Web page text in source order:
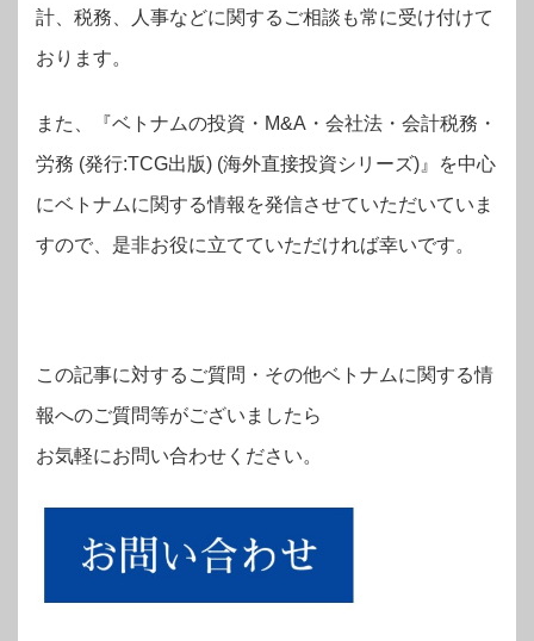
計、税務、人事などに関するご相談も常に受け付けて
おります。
また、『ベトナムの投資・M&A・会社法・会計税務・
労務 (発行:TCG出版) (海外直接投資シリーズ)』を中心
にベトナムに関する情報を発信させていただいていま
すので、是非お役に立てていただければ幸いです。
この記事に対するご質問・その他ベトナムに関する情
報へのご質問等がございましたら
お気軽にお問い合わせください。